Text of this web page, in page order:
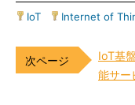
IoT Internet of
IoT基
能サー